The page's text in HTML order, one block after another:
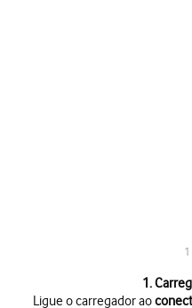
1.
Ligue o carregador ao